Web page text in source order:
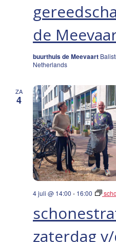
de
buurthuis de Meevaart
Netherlands
ZA
4
zaterdag
4 juli @ 14:00 - 16:00